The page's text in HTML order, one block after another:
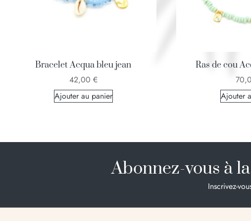
Bracelet Acqua bleu jean
42,00 €
Ajouter au panier
Ras de cou
Ajouter
Abonnez-vous à
Inscrivez-